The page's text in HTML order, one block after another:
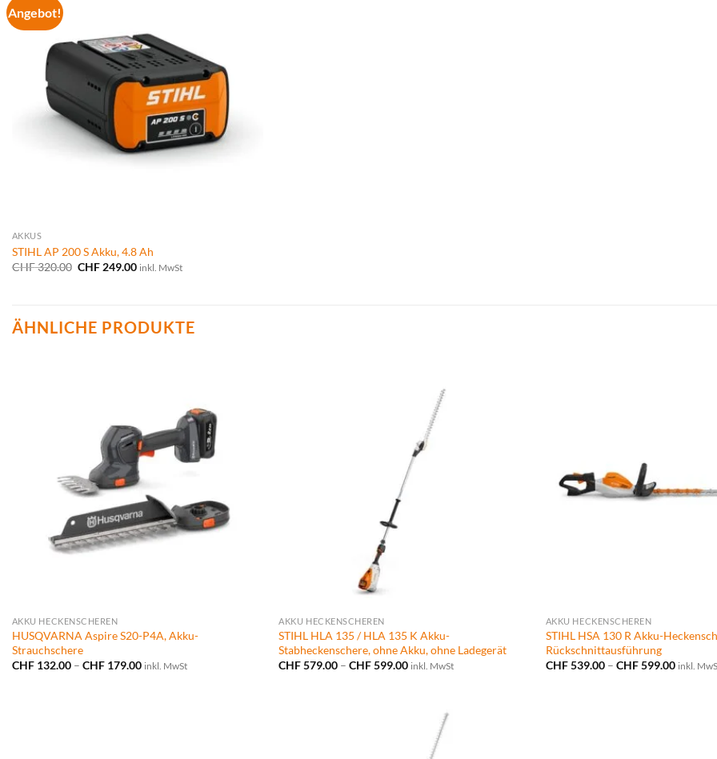
Angebot!
AKKUS
STIHL AP 200 S Akku, 4.8 Ah
CHF320.00 Ursprünglicher
CHF 249.00Aktueller
inkl. MwSt
ÄHNLICHE PRODUKTE
AKKU HECKENSCHEREN
HUSQVARNA Aspire S20-P4A, Akku-
Strauchschere
CHF132.00 – CHF179.00Preisspanne:
inkl. MwSt
AKKU HECKENSCHEREN
STIHL HLA 135 / HLA 135 K Akku-
Stabheckenschere, ohne Akku, ohne Ladegerät
CHF579.00 –CHF599.00Preisspanne:
inkl. MwSt
AKKU HECKENSCHEREN
STIHL HSA 130 R Akku-
Rückschnittausführung
CHF539.00 – CHF599.00 inkl.